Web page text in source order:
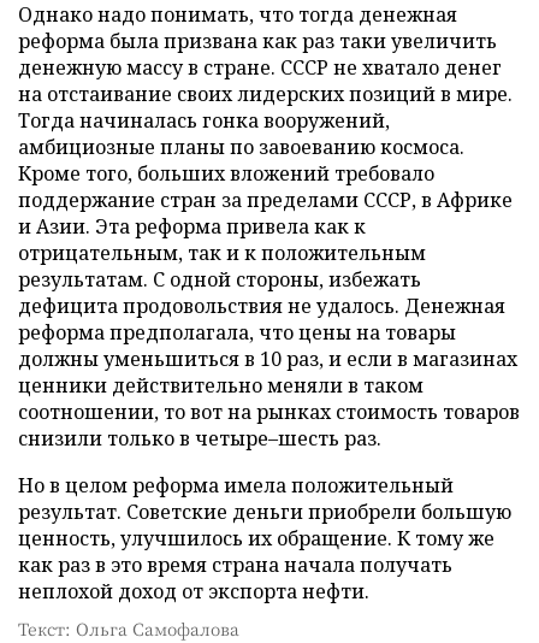
Однако надо понимать, что тогда денежная
реформа была призвана как раз таки увеличить
денежную массу в стране. СССР не хватало денег
на отстаивание своих лидерских позиций в мире.
Тогда начиналась гонка вооружений,
амбициозные планы по завоеванию космоса.
Кроме того, больших вложений требовало
поддержание стран за пределами СССР, в Африке
и Азии. Эта реформа привела как к
отрицательным, так и к положительным
результатам. С одной стороны, избежать
дефицита продовольствия не удалось. Денежная
реформа предполагала, что цены на товары
должны уменьшиться в 10 раз, и если в магазинах
ценники действительно меняли в таком
соотношении, то вот на рынках стоимость товаров
снизили только в четыре–шесть раз.
Но в целом реформа имела положительный
результат. Советские деньги приобрели большую
ценность, улучшилось их обращение. К тому же
как раз в это время страна начала получать
неплохой доход от экспорта нефти.
Текст: Ольга Самофалова